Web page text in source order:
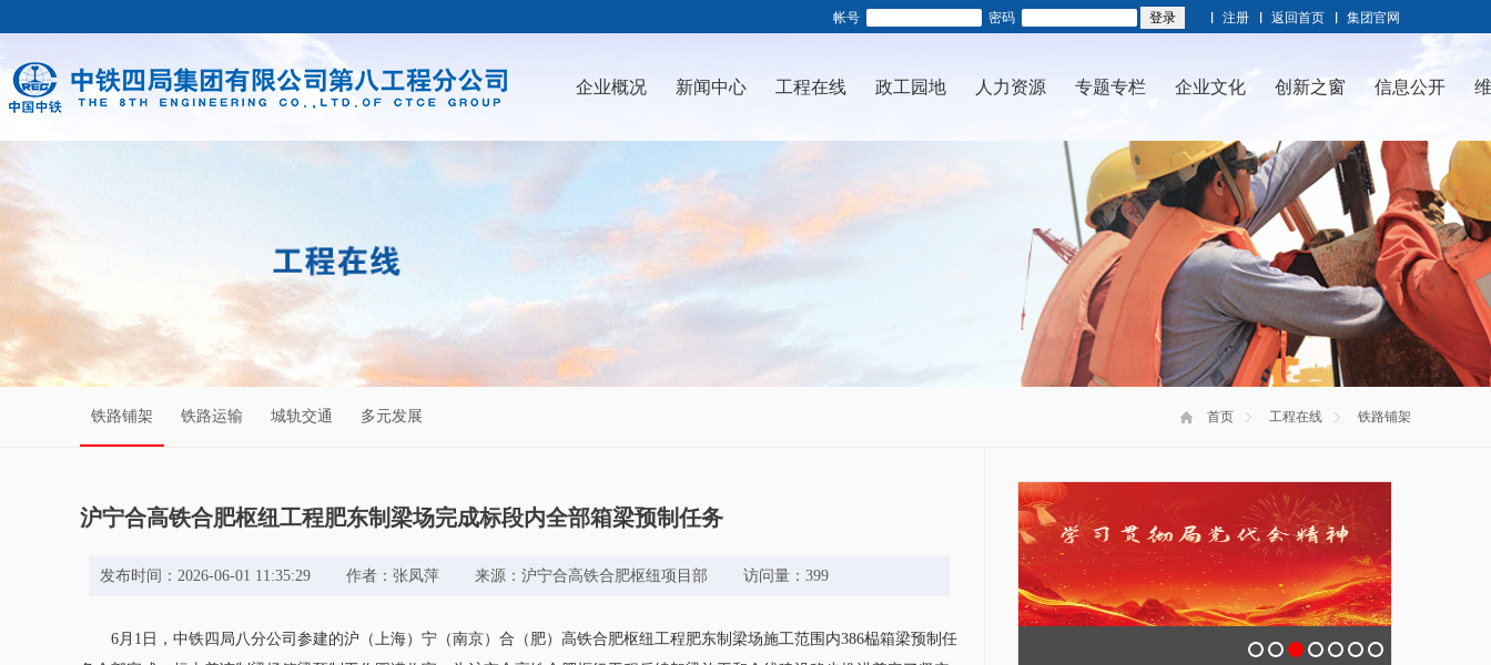
帐号 密码 注册 返回首页 集团官网
企业概况 新闻中心 工程在线 政工园地 人力资源 专题专栏 企业文化 创新之窗 信息公开
首页 工程在线 铁路铺架
铁路铺架 铁路运输 城轨交通 多元发展
沪宁合高铁合肥枢纽工程肥东制梁场完成标段内全部箱梁预制任务
发布时间：2026-06-01 11:35:29 作者：张凤萍 来源：沪宁合高铁合肥枢纽项目部 访问量：399
6月1日，中铁四局八分公司参建的沪（上海）宁（南京）合（肥）高铁合肥枢纽工程肥东制梁场施工范围内386榀箱梁预制任